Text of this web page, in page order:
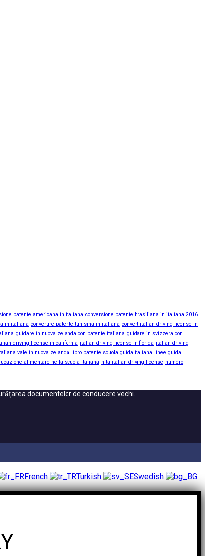
patente americana in italiana conversione patente brasiliana in italiana 2016
in italiana convertire patente tunisina in italiana convert italian driving license in
guidare in nuova zelanda con patente italiana guidare in svizzera con
driving license in california italian driving license in florida italian driving
vale in nuova zelanda libro patente scuola guida italiana
linee guida
alimentare nella scuola italiana nita italian driving license numero
documentelor de conducere vechi.
French Turkish
Swedish